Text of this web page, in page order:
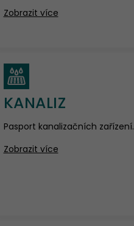
Zobrazit více
KANALIZ
Pasport kanalizačních zařízení.
Zobrazit více